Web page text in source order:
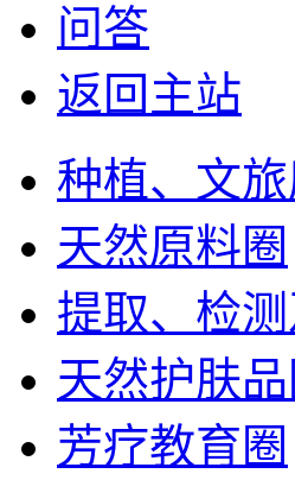
问答
返回主站
种植、文
天然原料圈
提取、检
天然护肤品
芳疗教育圈